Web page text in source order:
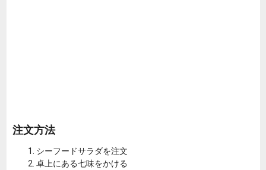
注文方法
シーフードサラダを注文
卓上にある七味をかける